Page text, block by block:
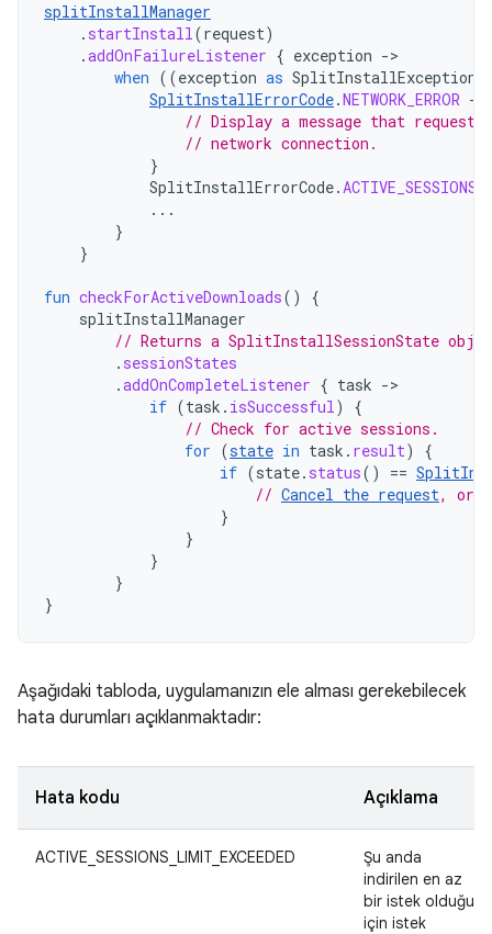
splitInstallManager
. startInstall(request)
.addOnFailureListener { exception -
when ((exception as SplitInstallException
SplitInstallErrorCode.NETWORK_ERROR ->
// Display a message that
// network connection.
}
SplitInstallErrorCode.
...
}
}
fun checkForActiveDownloads()
{
splitInstallManager
// Returns a SplitInstallSessionState
. sessionStates
.addOnCompleteListener { task -
if (task . isSuccessful)
{
// Check for active sessions.
for (state in task . result)
{
if (state. status() ==
// Cancel the request, or
}
}
}
}
}
Aşağıdaki tabloda, uygulamanızın ele alması gerekebilecek
hata durumları açıklanmaktadır:
Hata kodu Açıklama
ACTIVE_SESSIONS_LIMIT_EXCEEDED
Şu anda
indirilen en az
bir istek olduğu
için istek